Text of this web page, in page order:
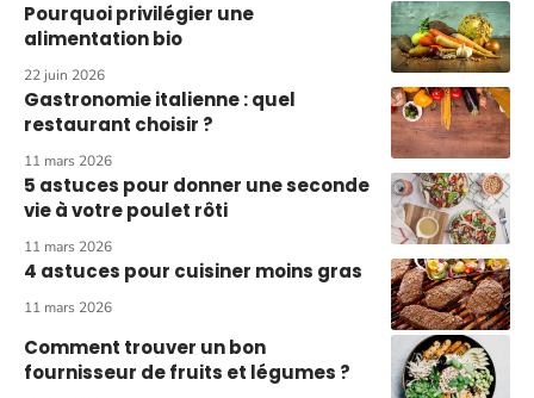
Pourquoi privilégier une
alimentation bio
22 juin 2026
Gastronomie italienne : quel
restaurant choisir ?
11 mars 2026
5 astuces pour donner une seconde
vie à votre poulet rôti
11 mars 2026
4 astuces pour cuisiner moins gras
11 mars 2026
Comment trouver un bon
fournisseur de fruits et légumes ?